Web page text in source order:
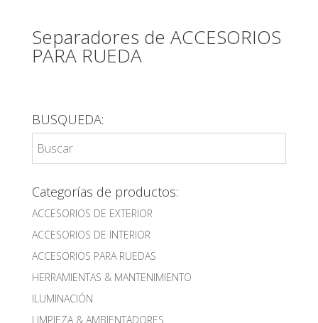
Separadores de ACCESORIOS
PARA RUEDA
BUSQUEDA:
Categorías de productos:
ACCESORIOS DE EXTERIOR
ACCESORIOS DE INTERIOR
ACCESORIOS PARA RUEDAS
HERRAMIENTAS & MANTENIMIENTO
ILUMINACIÓN
LIMPIEZA & AMBIENTADORES